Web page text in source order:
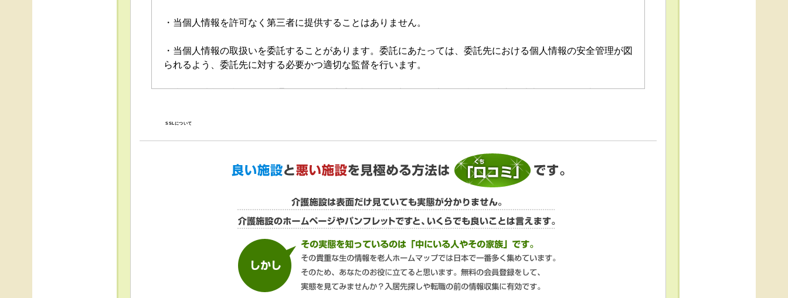
・当個人情報を許可なく第三者に提供することはありません。
・当個人情報の取扱いを委託することがあります。委託にあたっては、委託先における個人情報の安全管理が図
られるよう、委託先に対する必要かつ適切な監督を行います。
口」で受け付けます。
・当ホームページではご利用状況の統計調査のためクッキー等を用いておりますが、これによる個人情報の取
＜個人情報苦情及び相談窓口＞
株式会社クリエイターズネクスト個人情報保護管理者 窪田望
TEL:0120-21-7070
SSLについて